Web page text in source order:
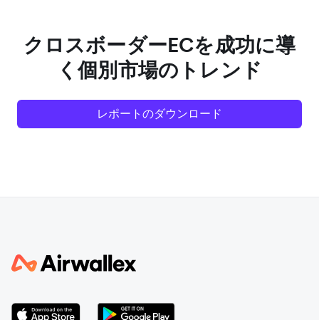
クロスボーダーECを成功に導
く個別市場のトレンド
レポートのダウンロード